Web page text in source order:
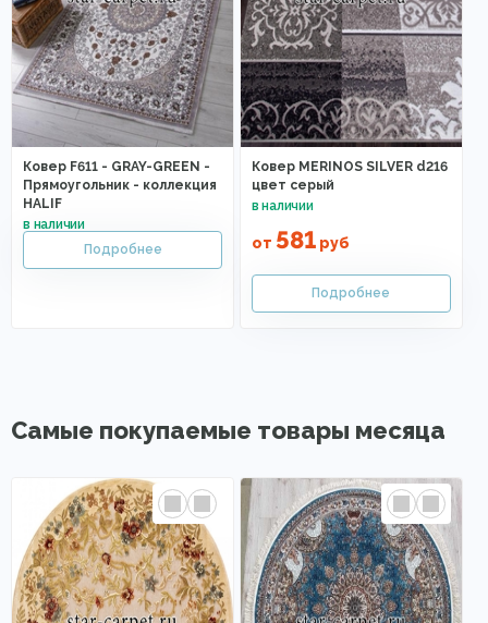
Ковер F611 - GRAY-GREEN -
Прямоугольник - коллекция
HALIF
Ковер MERINOS SILVER d216
цвет серый
от 581руб
Самые покупаемые товары месяца